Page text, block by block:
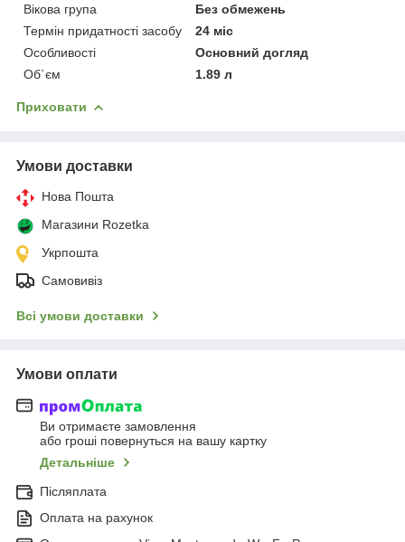
Вікова група
Без обмежень
Термін придатності засобу
24 міс
Особливості
Основний догляд
Об`єм
1.89 л
Приховати
Умови доставки
Нова Пошта
Магазини Rozetka
Укрпошта
Самовивіз
Всі умови доставки
Умови оплати
Ви отримаєте замовлення
або гроші повернуться на вашу картку
Детальніше
Післяплата
Оплата на рахунок